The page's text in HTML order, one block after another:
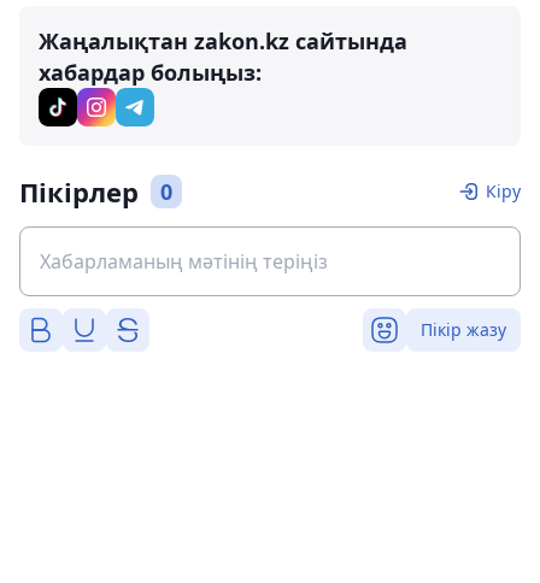
Жаңалықтан zakon.kz сайтында
хабардар болыңыз:
Пікірлер 0 Кіру
Пікір жазу